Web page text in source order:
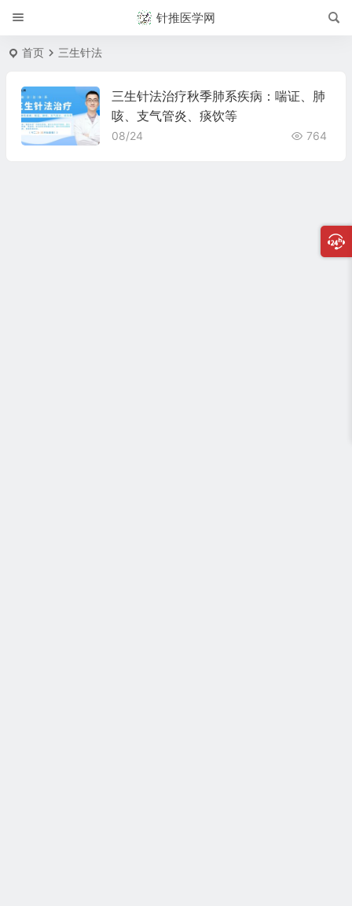
针推医学网
首页 三生针法
三生针法治疗秋季肺系疾病：喘证、肺
咳、支气管炎、痰饮等
08/24 764